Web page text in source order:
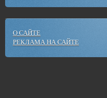
О САЙТЕ
РЕКЛАМА НА САЙТЕ